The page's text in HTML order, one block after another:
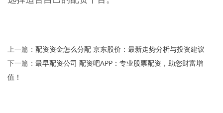
上一篇： 配资资金怎么分配 京东股价：最新走势分析与投资建议
下一篇： 最早配资公司 配资吧APP：专业股票配资，助您财富增
值！